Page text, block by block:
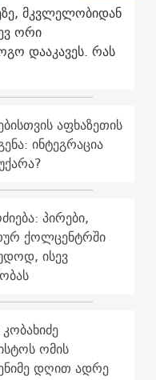
მკვლელობიდან
ორი
დააკავეს. რას
აფხაზეთის
ინტეგრაცია
პირები,
ქოლცენტრში
ისევ
ომის
დღით ადრე